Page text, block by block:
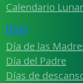
Calendario Lunar
Blog
Día de las
Día del Padre
Días de